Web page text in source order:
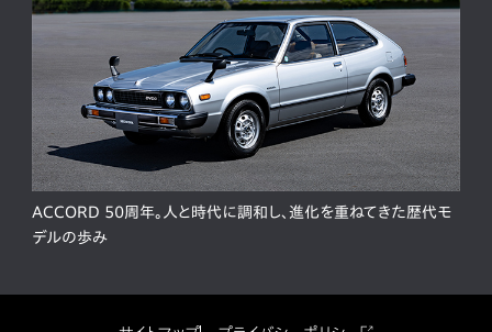
ACCORD 50周年。人と時代に調和し、進化を重ねてきた歴代モ
デルの歩み